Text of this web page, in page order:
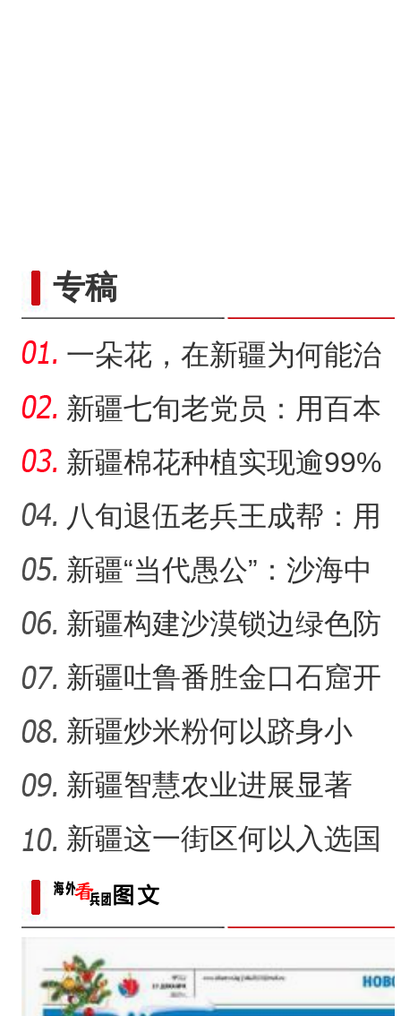
专稿
一朵花，在新疆为何能治
沙又致富？
新疆七旬老党员：用百本
日记记录村子半个多世纪
变
新疆棉花种植实现逾99%
机械化播种
八旬退伍老兵王成帮：用
半生光阴为城市披绿装
新疆“当代愚公”：沙海中
41载“凿”34公里“绿色
新疆构建沙漠锁边绿色防
护带 从“锁边绿化”到“产
新疆吐鲁番胜金口石窟开
放有何特殊意义？
新疆炒米粉何以跻身小
吃“顶流”？
新疆智慧农业进展显著
新疆这一街区何以入选国
家级旅游休闲街区名单？